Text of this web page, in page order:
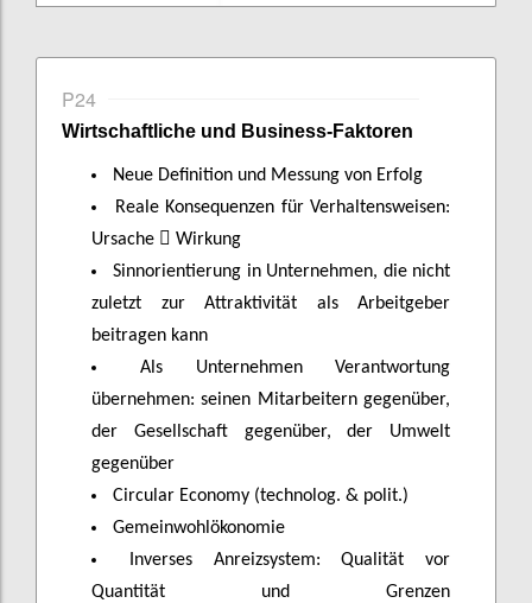
P24
Wirtschaftliche und Business-Faktoren
Neue Definition und Messung von Erfolg
Reale Konsequenzen für Verhaltensweisen:
Ursache  Wirkung
Sinnorientierung in Unternehmen, die nicht
zuletzt zur Attraktivität als Arbeitgeber
beitragen kann
Als Unternehmen Verantwortung
übernehmen: seinen Mitarbeitern gegenüber,
der Gesellschaft gegenüber, der Umwelt
gegenüber
Circular Economy (technolog. & polit.)
Gemeinwohlökonomie
Inverses Anreizsystem: Qualität vor
Quantität und Grenzen